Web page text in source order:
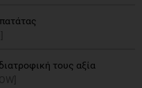
τους αξία